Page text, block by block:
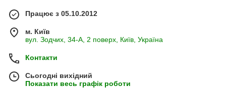
Працює з 05.10.2012
м. Київ
вул. Зодчих, 34-А, 2 поверх, Київ, Україна
Контакти
Сьогодні вихідний
Показати весь графік роботи